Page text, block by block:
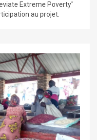
Extreme Poverty"
au projet.